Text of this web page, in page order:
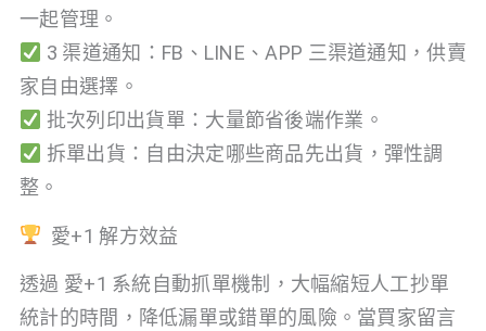
一起管理。
3 渠道通知：FB、LINE、APP 三渠道通知，供賣
家自由選擇。
批次列印出貨單：大量節省後端作業。
拆單出貨：自由決定哪些商品先出貨，彈性調
整。
愛+1 解方效益
透過 愛+1 系統自動抓單機制，大幅縮短人工抄單
統計的時間，降低漏單或錯單的風險。當買家留言